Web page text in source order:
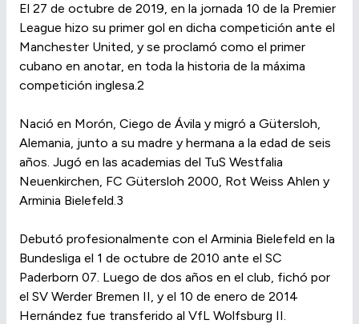
El 27 de octubre de 2019, en la jornada 10 de la Premier
League hizo su primer gol en dicha competición ante el
Manchester United, y se proclamó como el primer
cubano en anotar, en toda la historia de la máxima
competición inglesa.2​
Nació en Morón, Ciego de Ávila y migró a Gütersloh,
Alemania, junto a su madre y hermana a la edad de seis
años. Jugó en las academias del TuS Westfalia
Neuenkirchen, FC Gütersloh 2000, Rot Weiss Ahlen y
Arminia Bielefeld.3​
Debutó profesionalmente con el Arminia Bielefeld en la
Bundesliga el 1 de octubre de 2010 ante el SC
Paderborn 07. Luego de dos años en el club, fichó por
el SV Werder Bremen II, y el 10 de enero de 2014
Hernández fue transferido al VfL Wolfsburg II.